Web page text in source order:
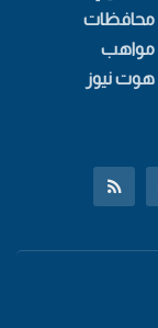
محافظات
مواهب
هوت نيوز